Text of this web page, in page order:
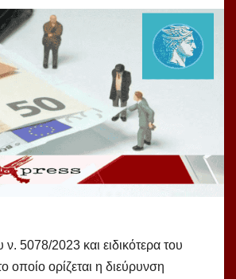
ν. 5078/2023 και ειδικότερα του
οποίο ορίζεται η διεύρυνση